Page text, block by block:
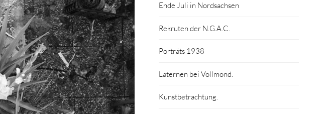
Ende Juli in Nordsachsen
Rekruten der N.G.A.C.
Porträts 1938
Laternen bei Vollmond.
Kunstbetrachtung.